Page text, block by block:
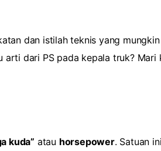
dan istilah teknis yang
arti dari PS pada kepala truk? Mari
kuda” atau horsepower. Satuan ini